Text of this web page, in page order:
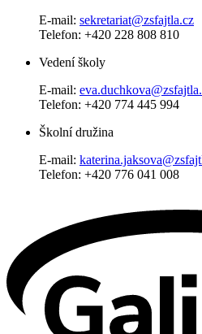
E-mail: sekretariat@zsfajtla.cz
Telefon: +420 228 808 810
Vedení školy
E-mail:
Telefon: +420 774 445 994
Školní družina
E-mail:
Telefon: +420 776 041 008